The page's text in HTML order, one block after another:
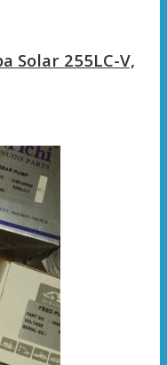
Solar 255LC-V,